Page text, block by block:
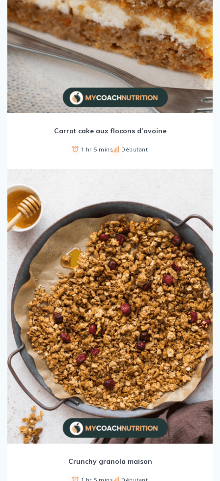
Carrot cake aux flocons d’avoine
1 hr 5 mins Débutant
Crunchy granola maison